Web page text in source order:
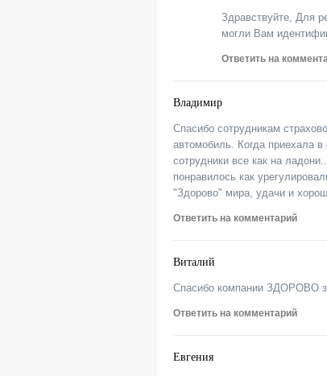
Здравствуйте, Для
могли Вам
Ответить на
Владимир
Спасибо сотрудникам
автомобиль. Когда приехала
сотрудники все как на
понравилось как
"Здорово" мира, удачи и
Ответить на комментарий
Виталий
Спасибо компании ЗДОРОВО
Ответить на комментарий
Евгения